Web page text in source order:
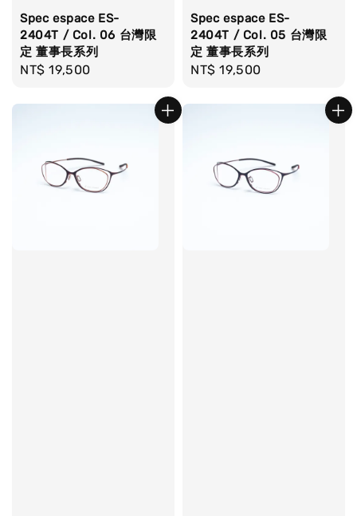
Spec espace ES-
2404T / Col. 06 台灣限
定 董事長系列
Regular
NT$ 19,500
Spec espace ES-
2404T / Col. 05 台灣限
定 董事長系列
Regular
NT$ 19,500